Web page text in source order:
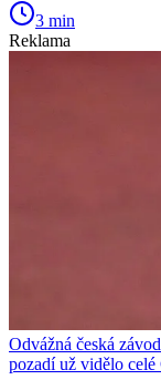
3 min
Reklama
Odvážná česká
pozadí už vidělo celé